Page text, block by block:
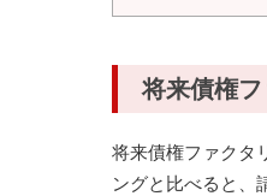
将来債権
将来債権ファクタ
ングと比べると、